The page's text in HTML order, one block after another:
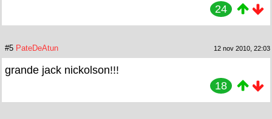
24
#5 PateDeAtun 12 nov 2010, 22:03
grande jack nickolson!!!
18